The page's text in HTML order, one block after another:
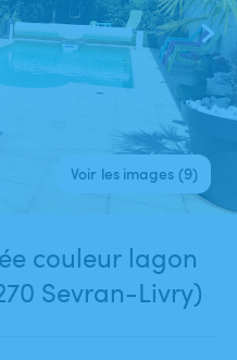
Voir les images (9)
couleur lagon
Sevran-Livry)